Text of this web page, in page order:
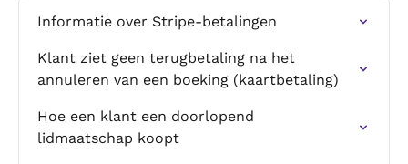
Informatie over Stripe-betalingen
Klant ziet geen terugbetaling na het
annuleren van een boeking (kaartbetaling)
Hoe een klant een doorlopend
lidmaatschap koopt